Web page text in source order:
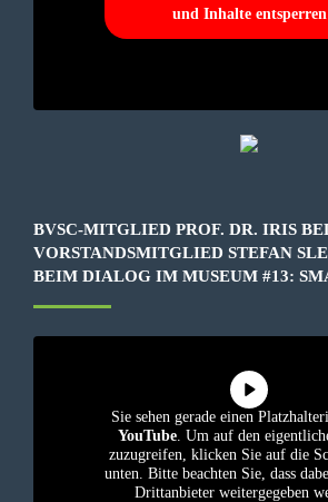
und Inhalte entsperren
BVSC-MITGLIED PROF. DR. IRIS
VORSTANDSMITGLIED STEFAN
BEIM DIALOG IM MUSEUM #13:
Sie sehen gerade einen
YouTube. Um auf den
zuzugreifen, klicken Sie auf die
unten. Bitte beachten Sie, dass
Drittanbieter weitergegeben